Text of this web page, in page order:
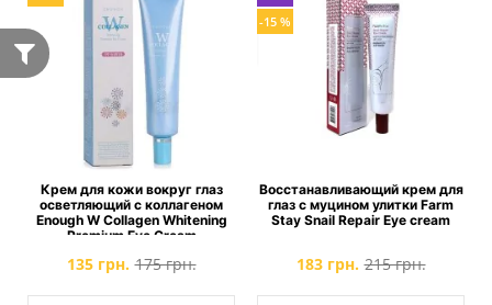
Крем для кожи вокруг глаз
осветляющий с коллагеном
Enough W Collagen Whitening
Premium Eye Cream
135 грн. 175 грн.
-15 %
Восстанавливающий крем для
глаз с муцином улитки Farm
Stay Snail Repair Eye cream
183 грн. 215 грн.